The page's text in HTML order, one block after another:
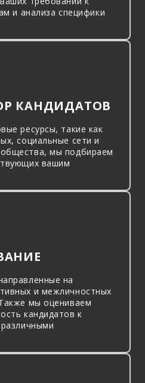
и анализа специфики
КАНДИДАТОВ
ресурсы, такие как
социальные сети и
мы подбираем
вашим
на
и межличностных
мы оцениваем
кандидатов к